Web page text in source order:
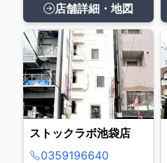
店舗詳細・地図
ストックラボ池袋店
0359196640